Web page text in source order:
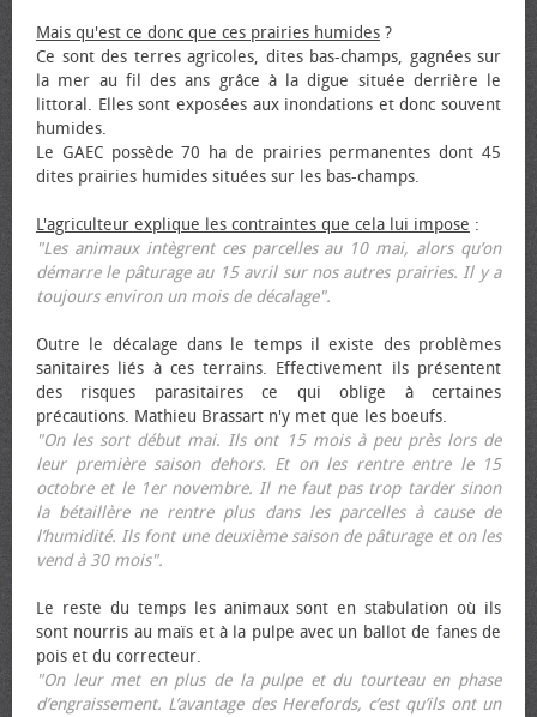
Mais qu'est ce donc que ces prairies humides ?
Ce sont des terres agricoles, dites bas-champs, gagnées sur
la mer au fil des ans grâce à la digue située derrière le
littoral. Elles sont exposées aux inondations et donc souvent
humides.
Le GAEC possède 70 ha de prairies permanentes dont 45
dites prairies humides situées sur les bas-champs.
L'agriculteur explique les contraintes que cela lui impose :
"Les animaux intègrent ces parcelles au 10 mai, alors qu’on
démarre le pâturage au 15 avril sur nos autres prairies. Il y a
toujours environ un mois de décalage".
Outre le décalage dans le temps il existe des problèmes
sanitaires liés à ces terrains. Effectivement ils présentent
des risques parasitaires ce qui oblige à certaines
précautions. Mathieu Brassart n'y met que les bœufs.
"On les sort début mai. Ils ont 15 mois à peu près lors de
leur première saison dehors. Et on les rentre entre le 15
octobre et le 1er novembre. Il ne faut pas trop tarder sinon
la bétaillère ne rentre plus dans les parcelles à cause de
l’humidité. Ils font une deuxième saison de pâturage et on les
vend à 30 mois".
Le reste du temps les animaux sont en stabulation où ils
sont nourris au maïs et à la pulpe avec un ballot de fanes de
pois et du correcteur.
"On leur met en plus de la pulpe et du tourteau en phase
d’engraissement. L’avantage des Herefords, c’est qu’ils ont un